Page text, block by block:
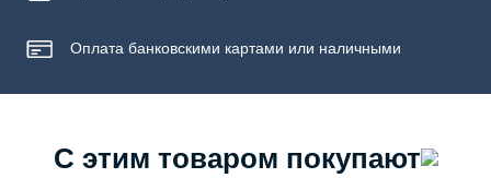
Оплата банковскими картами или наличными
С этим товаром покупают